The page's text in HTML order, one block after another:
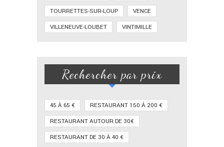
TOURRETTES-SUR-LOUP
VENCE
VILLENEUVE-LOUBET
VINTIMILLE
Rechercher par prix
45 À 65 €
RESTAURANT 150 À 200 €
RESTAURANT AUTOUR DE 30€
RESTAURANT DE 30 À 40 €